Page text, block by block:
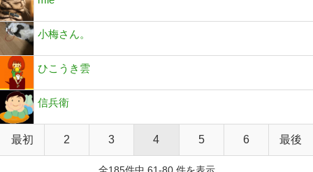
小梅さん。
ひこうき雲
信兵衛
最初 2 3 4 5 6 最後